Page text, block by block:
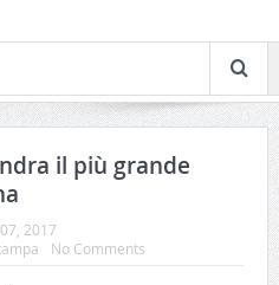
il più grande
2017
No Comments